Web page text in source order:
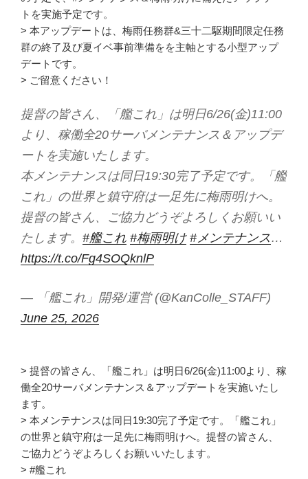
トを実施予定です。
> 本アップデートは、梅雨任務群&三十二駆期間限定任務
群の終了及び夏イベ事前準備をを主軸とする小型アップ
デートです。
> ご留意ください！
提督の皆さん、「艦これ」は明日6/26(金)11:00
より、稼働全20サーバメンテナンス＆アップデ
ートを実施いたします。
本メンテナンスは同日19:30完了予定です。「艦
これ」の世界と鎮守府は一足先に梅雨明けへ。
提督の皆さん、ご協力どうぞよろしくお願いい
たします。 #艦これ #梅雨明け #メンテナンス…
https://t.co/Fg4SOQknlP
— 「艦これ」開発/運営 (@KanColle_STAFF)
June 25, 2026
> 提督の皆さん、「艦これ」は明日6/26(金)11:00より、稼
働全20サーバメンテナンス＆アップデートを実施いたし
ます。
> 本メンテナンスは同日19:30完了予定です。「艦これ」
の世界と鎮守府は一足先に梅雨明けへ。提督の皆さん、
ご協力どうぞよろしくお願いいたします。
> #艦これ